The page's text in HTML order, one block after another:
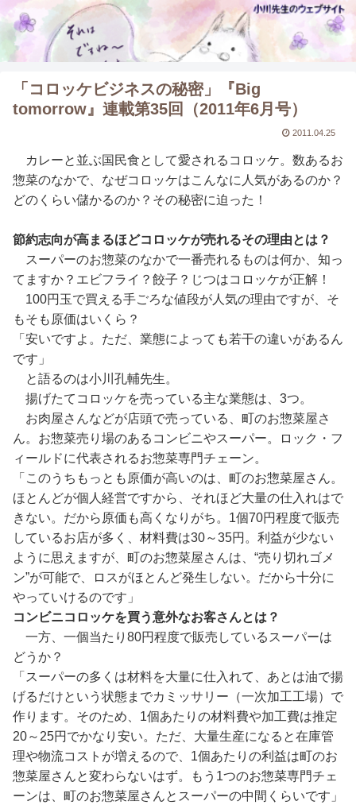
「コロッケビジネスの秘密」『Big
tomorrow』連載第35回（2011年6月号）
2011.04.25
カレーと並ぶ国民食として愛されるコロッケ。数あるお
惣菜のなかで、なぜコロッケはこんなに人気があるのか？
どのくらい儲かるのか？その秘密に迫った！
節約志向が高まるほどコロッケが売れるその理由とは？
スーパーのお惣菜のなかで一番売れるものは何か、知っ
てますか？エビフライ？餃子？じつはコロッケが正解！
100円玉で買える手ごろな値段が人気の理由ですが、そ
もそも原価はいくら？
「安いですよ。ただ、業態によっても若干の違いがあるん
です」
と語るのは小川孔輔先生。
揚げたてコロッケを売っている主な業態は、3つ。
お肉屋さんなどが店頭で売っている、町のお惣菜屋さ
ん。お惣菜売り場のあるコンビニやスーパー。ロック・フ
ィールドに代表されるお惣菜専門チェーン。
「このうちもっとも原価が高いのは、町のお惣菜屋さん。
ほとんどが個人経営ですから、それほど大量の仕入れはで
きない。だから原価も高くなりがち。1個70円程度で販売
しているお店が多く、材料費は30～35円。利益が少ない
ように思えますが、町のお惣菜屋さんは、“売り切れゴメ
ン”が可能で、ロスがほとんど発生しない。だから十分に
やっていけるのです」
コンビニコロッケを買う意外なお客さんとは？
一方、一個当たり80円程度で販売しているスーパーは
どうか？
「スーパーの多くは材料を大量に仕入れて、あとは油で揚
げるだけという状態までカミッサリー（一次加工工場）で
作ります。そのため、1個あたりの材料費や加工費は推定
20～25円でかなり安い。ただ、大量生産になると在庫管
理や物流コストが増えるので、1個あたりの利益は町のお
惣菜屋さんと変わらないはず。もう1つのお惣菜専門チェ
ーンは、町のお惣菜屋さんとスーパーの中間くらいです」